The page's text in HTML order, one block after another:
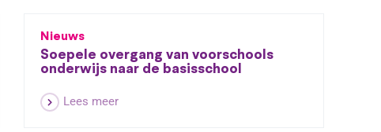
Nieuws
Soepele overgang van voorschools
onderwijs naar de basisschool
Lees meer